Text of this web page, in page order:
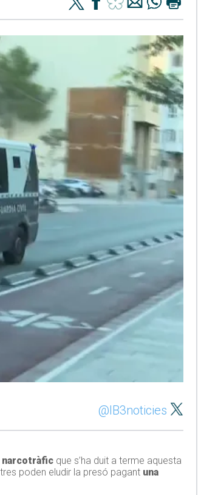
@IB3noticies
narcotràfic que s’ha duit a terme aquesta
poden eludir la presó pagant una